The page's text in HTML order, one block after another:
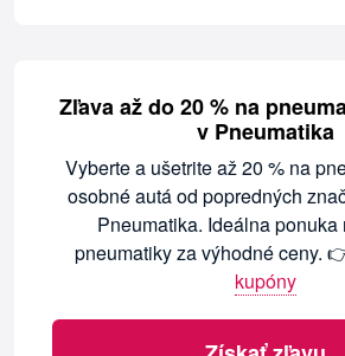
Zľava až do 20 % na
v Pneumatika
Vyberte a ušetrite až 20 % na
osobné autá od popredných
Pneumatika. Ideálna ponuka
pneumatiky za výhodné ceny.
kupóny